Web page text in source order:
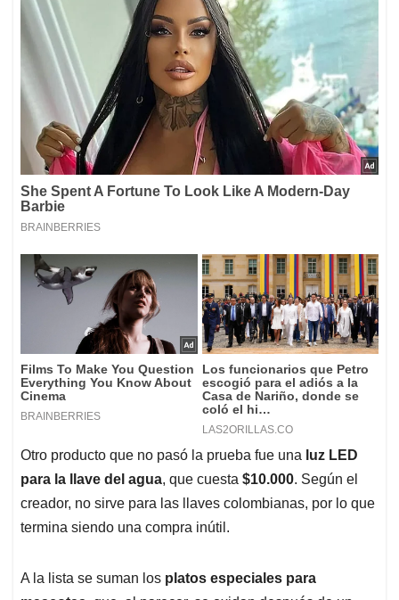
Otro producto que no pasó la prueba fue una luz LED
para la llave del agua, que cuesta $10.000. Según el
creador, no sirve para las llaves colombianas, por lo que
termina siendo una compra inútil.
A la lista se suman los platos especiales para